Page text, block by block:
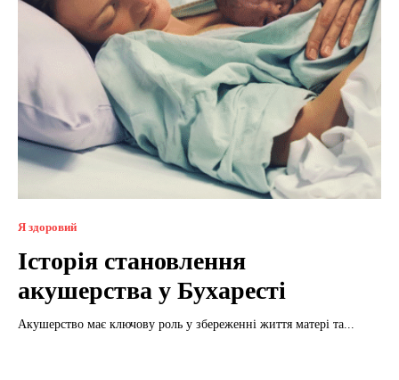
Я здоровий
Історія становлення
акушерства у Бухаресті
Акушерство має ключову роль у збереженні життя матері та...